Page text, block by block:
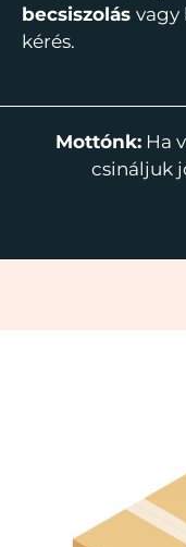
becsiszolás vagy
kérés.
Mottónk: Ha
csináljuk